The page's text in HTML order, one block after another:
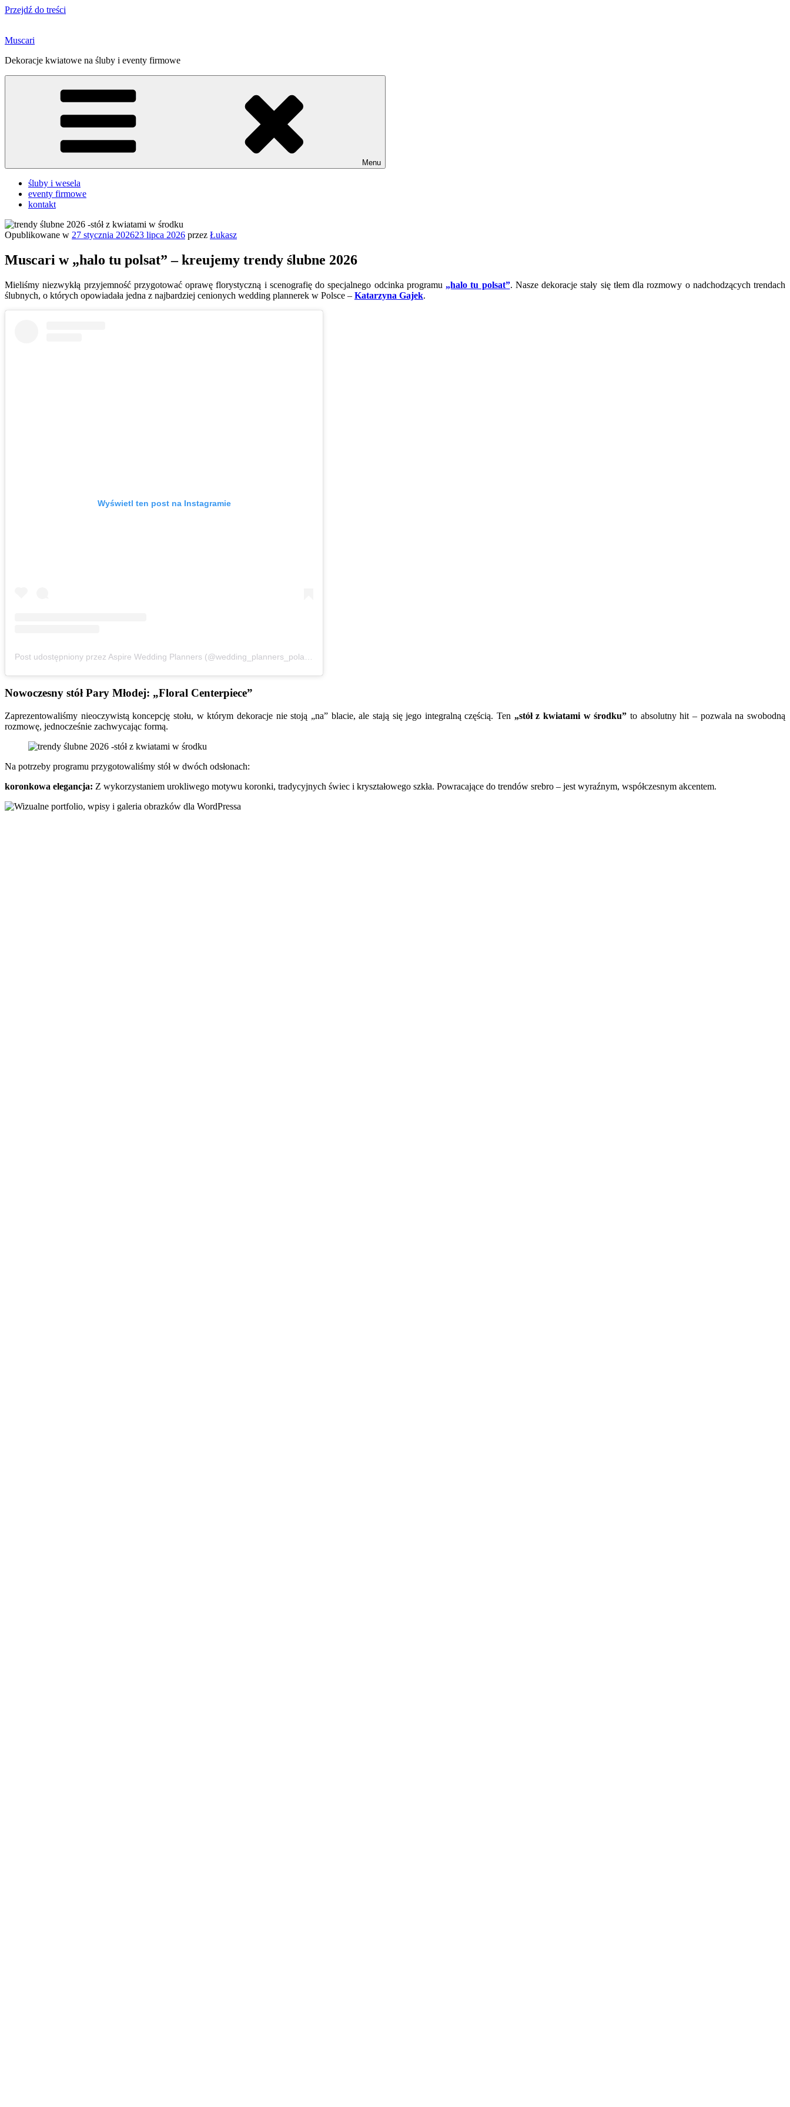
Przejdź do treści
Muscari
Dekoracje kwiatowe na śluby i eventy firmowe
Menu
śluby i wesela
eventy firmowe
kontakt
Opublikowane w 27 stycznia 202623 lipca 2026 przez Łukasz
Muscari w „halo tu polsat” – kreujemy trendy ślubne 2026
Mieliśmy niezwykłą przyjemność przygotować oprawę florystyczną i scenografię do specjalnego odcinka programu „halo tu polsat”. Nasze dekoracje stały się tłem dla rozmowy o nadchodzących trendach
ślubnych, o których opowiadała jedna z najbardziej cenionych wedding plannerek w Polsce – Katarzyna Gajek.
Wyświetl ten post na Instagramie
Post udostępniony przez Aspire Wedding Planners (@wedding_planners_poland)
Nowoczesny stół Pary Młodej: „Floral Centerpiece”
Zaprezentowaliśmy nieoczywistą koncepcję stołu, w którym dekoracje nie stoją „na” blacie, ale stają się jego integralną częścią. Ten „stół z kwiatami w środku” to absolutny hit – pozwala na swobodną
rozmowę, jednocześnie zachwycając formą.
Na potrzeby programu przygotowaliśmy stół w dwóch odsłonach:
koronkowa elegancja: Z wykorzystaniem urokliwego motywu koronki, tradycyjnych świec i kryształowego szkła. Powracające do trendów srebro – jest wyraźnym, współczesnym akcentem.